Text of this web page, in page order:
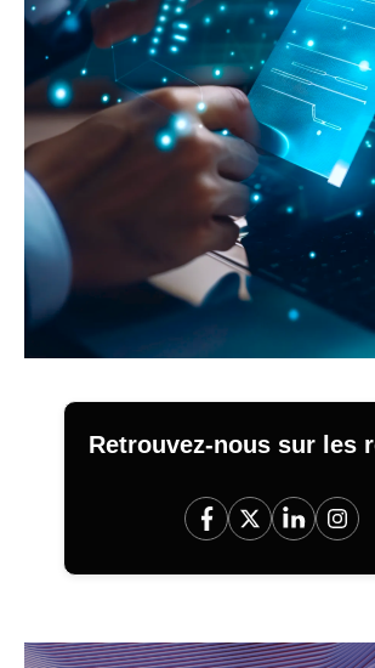
Retrouvez-nous sur les